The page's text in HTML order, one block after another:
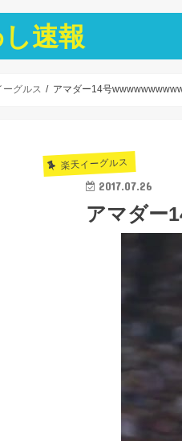
速報
ーグルス アマダー14号
楽天イーグルス
2017.07.26
アマダー